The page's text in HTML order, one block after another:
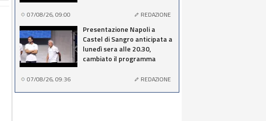
07/08/26, 09:00 REDAZIONE
Presentazione Napoli a
Castel di Sangro anticipata a
lunedì sera alle 20.30,
cambiato il programma
07/08/26, 09:36 REDAZIONE